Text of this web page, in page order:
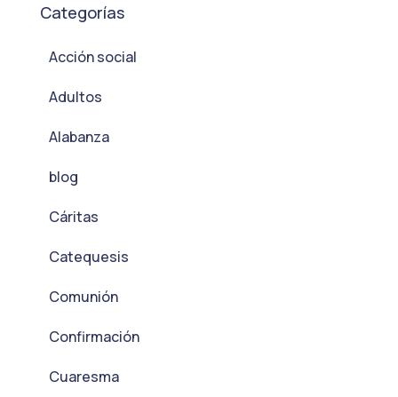
Categorías
Acción social
Adultos
Alabanza
blog
Cáritas
Catequesis
Comunión
Confirmación
Cuaresma